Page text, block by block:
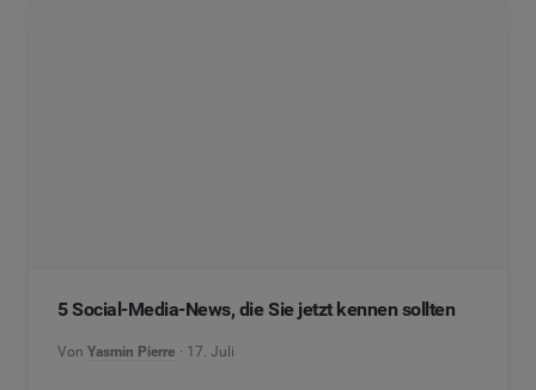
5 Social-Media-News, die Sie jetzt kennen sollten
Von Yasmin Pierre 17. Juli